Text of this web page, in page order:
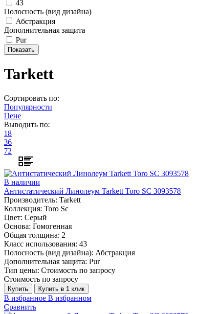
43
Полосность (вид дизайна)
Абстракция
Дополнительная защита
Pur
Tarkett
Сортировать по:
Популярности
Цене
Выводить по:
18
36
72
В наличии
Антистатический Линолеум Tarkett Toro SC 3093578
Производитель: Tarkett
Коллекция: Toro Sc
Цвет: Серый
Основа: Гомогенная
Общая толщина: 2
Класс использования: 43
Полосность (вид дизайна): Абстракция
Дополнительная защита: Pur
Тип цены: Стоимость по запросу
Стоимость по запросу
Купить Купить в 1 клик
В избранное В избранном
Сравнить